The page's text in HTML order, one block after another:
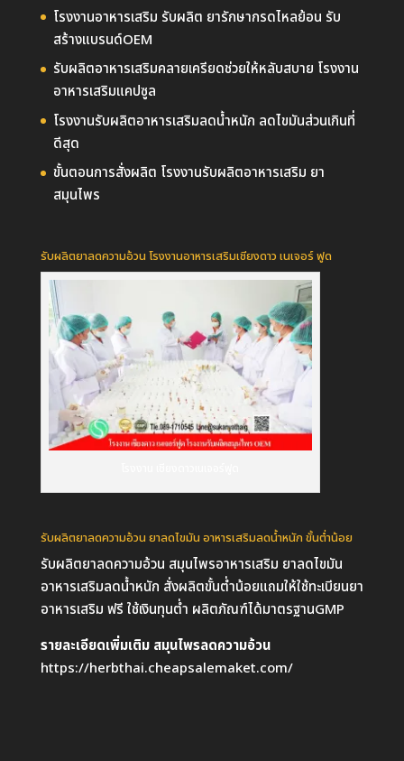
โรงงานอาหารเสริม รับผลิต ยารักษากรดไหลย้อน รับ
สร้างแบรนด์OEM
รับผลิตอาหารเสริมคลายเครียดช่วยให้หลับสบาย โรงงาน
อาหารเสริมแคปซูล
โรงงานรับผลิตอาหารเสริมลดน้ำหนัก ลดไขมันส่วนเกินที่
ดีสุด
ขั้นตอนการสั่งผลิต โรงงานรับผลิตอาหารเสริม ยา
สมุนไพร
รับผลิตยาลดความอ้วน โรงงานอาหารเสริมเชียงดาว เนเจอร์ ฟูด
รับผลิตยาลดความอ้วน ยาลดไขมัน อาหารเสริมลดน้ำหนัก ขั้นต่ำน้อย
รับผลิตยาลดความอ้วน สมุนไพรอาหารเสริม ยาลดไขมัน
อาหารเสริมลดน้ำหนัก สั่งผลิตขั้นต่ำน้อยแถมให้ใช้ทะเบียนยา
อาหารเสริม ฟรี ใช้เงินทุนต่ำ ผลิตภัณฑ์ได้มาตรฐานGMP
รายละเอียดเพิ่มเติม สมุนไพรลดความอ้วน
https://herbthai.cheapsalemaket.com/